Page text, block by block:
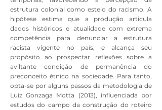
estrutura colonial como esteio do racismo. A
hipótese estima que a produção articula
dados históricos e atualidade com extrema
competência para denunciar a estrutura
racista vigente no país, e alcança seu
propósito ao prospectar reflexões sobre a
aviltante condição de permanência do
preconceito étnico na sociedade. Para tanto,
opta-se por alguns passos da metodologia de
Luiz Gonzaga Motta (2013), influenciada por
estudos do campo da construção do roteiro